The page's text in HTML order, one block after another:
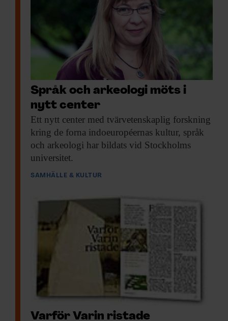
information från din enhet till de sociala medier och
annons- och analysföretag som vi samarbetar med.
Dessa kan i sin tur kombinera informationen med annan
information som du har tillhandahållit eller som de har
samlat in när du har använt deras tjänster.
Språk och arkeologi möts i
nytt center
Ett nytt center med tvärvetenskaplig forskning
kring de forna indoeuropéernas kultur, språk
och arkeologi har bildats vid Stockholms
universitet.
SAMHÄLLE & KULTUR
Varför Varin ristade